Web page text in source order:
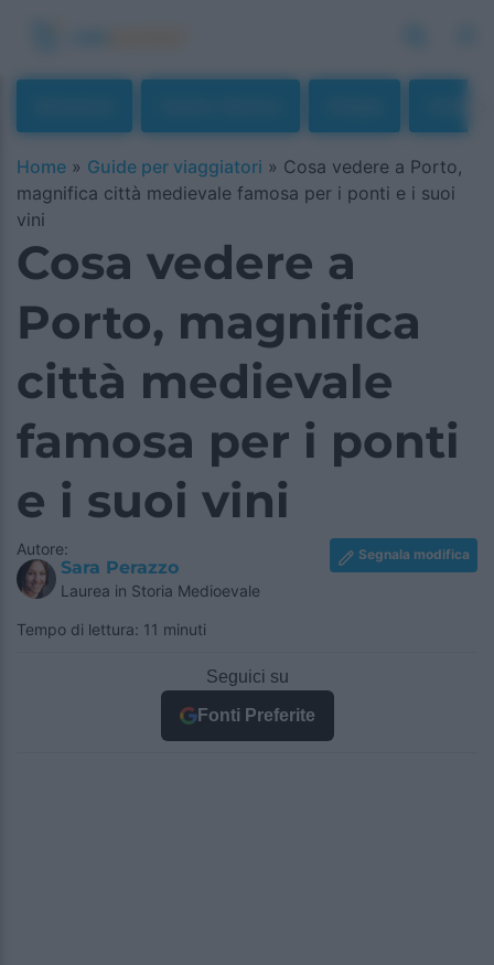
Home » Guide per viaggiatori » Cosa vedere a Porto,
magnifica città medievale famosa per i ponti e i suoi
vini
Cosa vedere a
Porto, magnifica
città medievale
famosa per i ponti
e i suoi vini
Autore:
Sara Perazzo
Laurea in Storia Medioevale
Segnala modifica
Tempo di lettura: 11 minuti
Seguici su
Fonti Preferite